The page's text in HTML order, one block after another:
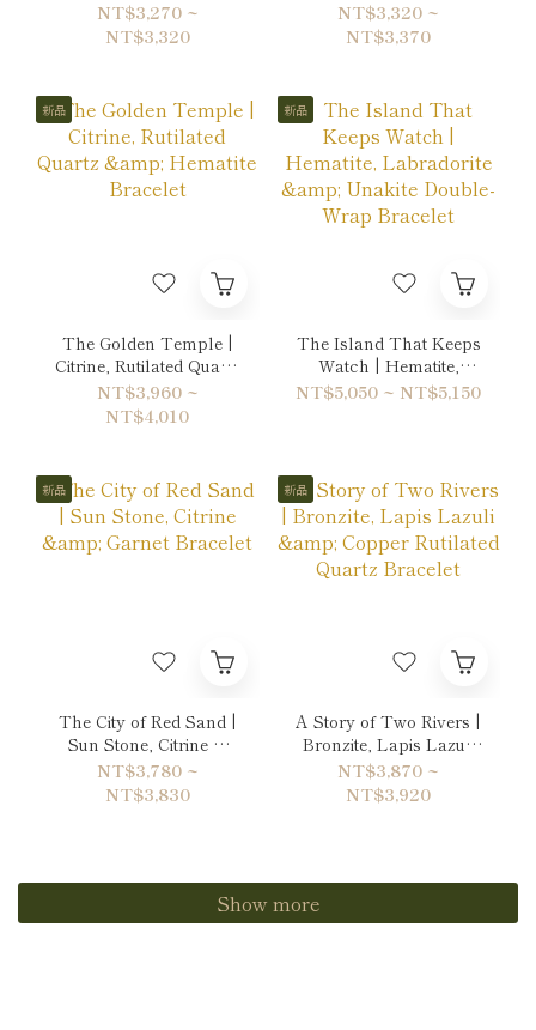
Tiger's eye & Gold
Sheen Obsidian
NT$3,270 ~
NT$3,320
& Quartz Bracelet
NT$3,320 ~
NT$3,370
新品
The Golden Temple |
Citrine, Rutilated Quartz
& Hematite Bracelet
NT$3,960 ~
NT$4,010
新品
The Island That Keeps
Watch | Hematite,
Labradorite & Unakite
NT$5,050 ~ NT$5,150
新品
The City of Red Sand |
Sun Stone, Citrine &
Garnet Bracelet
NT$3,780 ~
NT$3,830
新品
A Story of Two Rivers |
Bronzite, Lapis Lazuli
& Copper Rutilated
Quartz Bracelet
NT$3,870 ~
NT$3,920
Show more